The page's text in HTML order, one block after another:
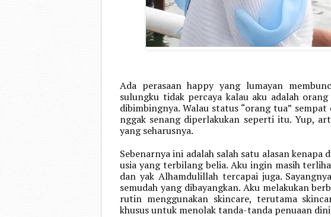
Ada perasaan happy yang lumayan
sulungku tidak percaya kalau aku adalah
dibimbingnya. Walau status “orang tua”
nggak senang diperlakukan seperti itu. Yup,
yang seharusnya.
Sebenarnya ini adalah salah satu alasan
usia yang terbilang belia. Aku ingin masih
dan yak Alhamdulillah tercapai juga.
semudah yang dibayangkan. Aku melakukan
rutin menggunakan skincare, terutama
khusus untuk menolak tanda-tanda penuaan